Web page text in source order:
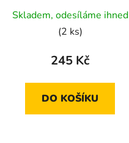
Skladem, odesíláme ihned
(2 ks)
245 Kč
DO KOŠÍKU